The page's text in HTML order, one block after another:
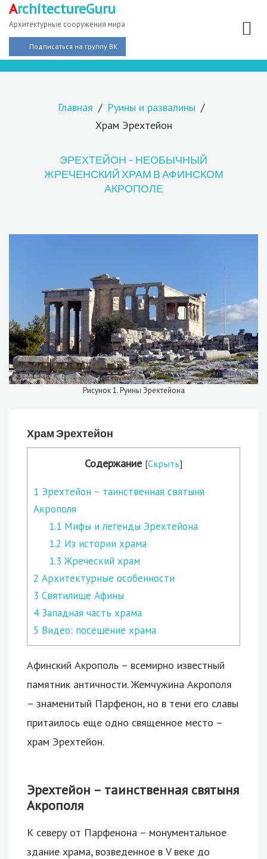
ArchitectureGuru
Архитектурные сооружения мира
Подписаться на группу ВК
Главная
Руины и развалины
Храм Эрехтейон
ЭРЕХТЕЙОН – НЕОБЫЧНЫЙ
ЖРЕЧЕНСКИЙ ХРАМ В АФИНСКОМ
АКРОПОЛЕ
Рисунок 1. Руины Эрехтейона
Храм Эрехтейон
Содержание [Скрыть]
1 Эрехтейон – таинственная святыня
Акрополя
1.1 Мифы и легенды Эрехтейона
1.2 Из истории храма
1.3 Жреческий храм
2 Архитектурные особенности
3 Святилище Афины
4Западная часть храма
5 Видео: посещение храма
Афинский Акрополь – всемирно известный
памятник античности. Жемчужина Акрополя
– знаменитый Парфенон, но в тени его славы
притаилось еще одно священное место –
храм Эрехтейон.
Эрехтейон – таинственная святыня
Акрополя
К северу от Парфенона – монументальное
здание храма, возведенное в V веке до